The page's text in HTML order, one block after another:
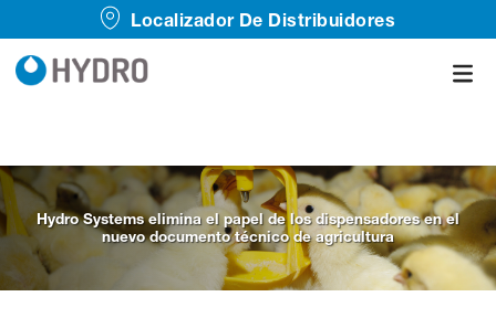
Localizador De Distribuidores
Hydro Systems elimina el papel de los dispensadores en el
nuevo documento técnico de agricultura